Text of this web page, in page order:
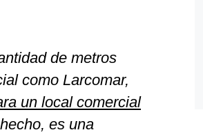
de metros
como Larcomar,
un local comercial
es una